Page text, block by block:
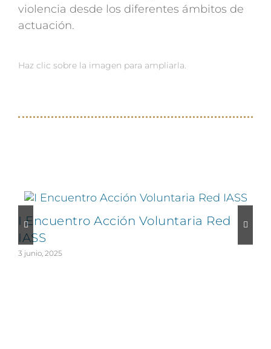
violencia desde los diferentes ámbitos de
actuación.
Haz clic sobre la imagen para ampliarla.
I Encuentro Acción Voluntaria Red
IASS
3 junio, 2025